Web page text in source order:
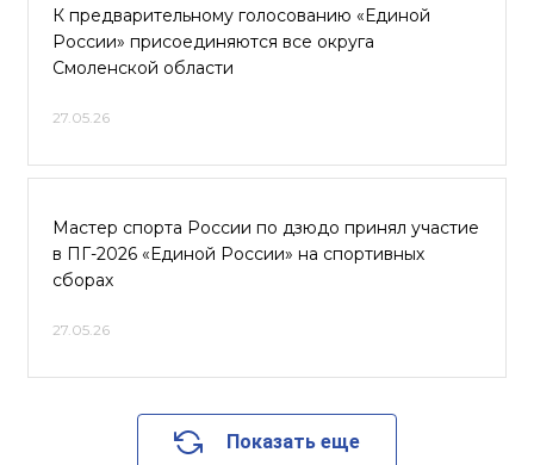
К предварительному голосованию «Единой
России» присоединяются все округа
Смоленской области
27.05.26
Мастер спорта России по дзюдо принял участие
в ПГ-2026 «Единой России» на спортивных
сборах
27.05.26
Показать еще